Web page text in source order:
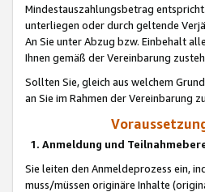
Mindestauszahlungsbetrag
unterliegen oder durch geltende
An Sie unter Abzug bzw. Einbehalt
Ihnen gemäß der Vereinbarung
Sollten Sie, gleich aus welchem
an Sie im Rahmen der Vereinbarung
1. Anmeldung und
Sie leiten den Anmeldeprozess ein,
muss/müssen originäre Inhalte